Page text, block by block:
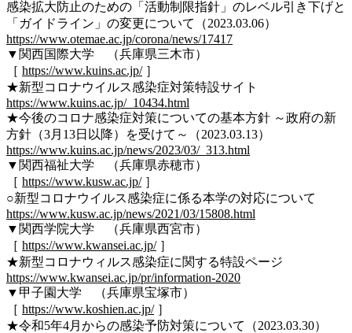
感染拡大防止のための「活動制限指針」のレベル引き下げと
「ガイドライン」の変更について（2023.03.06）
https://www.otemae.ac.jp/corona/news/17417
▼関西国際大学 （兵庫県三木市）
［ https://www.kuins.ac.jp/］
★新型コロナウイルス感染症対策特設サイト
https://www.kuins.ac.jp/_10434.html
★今後のコロナ感染症対策についての基本方針 ～政府の新
方針（3月13日以降）を受けて～（2023.03.13）
https://www.kuins.ac.jp/news/2023/03/_313.html
▼関西福祉大学 （兵庫県赤穂市）
［ https://www.kusw.ac.jp/］
○新型コロナウイルス感染症に係る本学の対応について
https://www.kusw.ac.jp/news/2021/03/15808.html
▼関西学院大学 （兵庫県西宮市）
［ https://www.kwansei.ac.jp/］
★新型コロナウィルス感染症に関する特設ページ
https://www.kwansei.ac.jp/pr/information-2020
▼甲子園大学 （兵庫県宝塚市）
［ https://www.koshien.ac.jp/］
★令和5年4月からの感染予防対策について（2023.03.30）